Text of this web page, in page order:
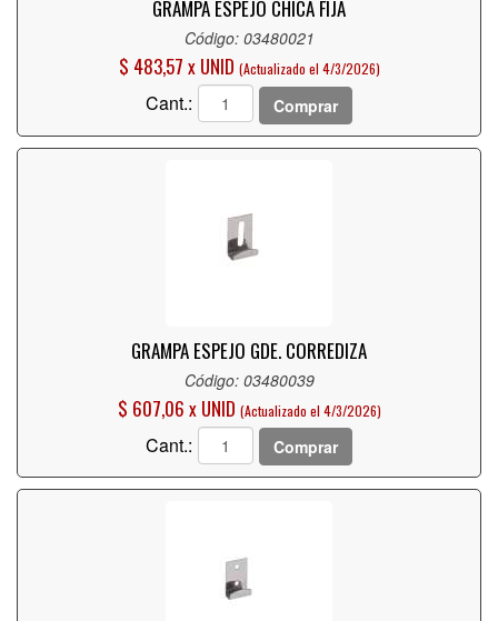
GRAMPA ESPEJO CHICA FIJA
Código: 03480021
$ 483,57 x UNID (Actualizado el 4/3/2026)
Cant.: Comprar
GRAMPA ESPEJO GDE. CORREDIZA
Código: 03480039
$ 607,06 x UNID (Actualizado el 4/3/2026)
Cant.: Comprar